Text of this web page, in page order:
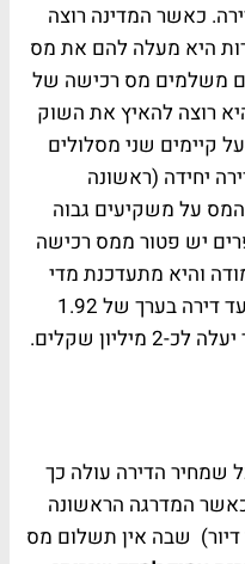
כאשר המדינה רוצה
היא מעלה להם את מס
משלמים מס רכישה של
רוצה להאיץ את השוק
קיימים שני מסלולים
יחידה (ראשונה
על משקיעים גבוה
יש פטור ממס רכישה
והיא מתעדכנת מדי
שנה בינואר. ב-2023 הפטור היה עד דירה בערך של 1.92
שמחיר הדירה עולה כך
המדרגה הראשונה
שבה אין תשלום מס